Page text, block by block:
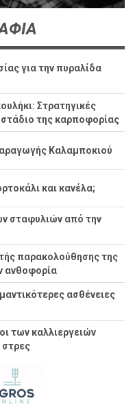
για την πυραλίδα
Στρατηγικές
της καρποφορίας
Καλαμποκιού
και κανέλα;
σταφυλιών από την
παρακολούθησης της
ανθοφορία
ασθένειες
των καλλιεργειών
στρες